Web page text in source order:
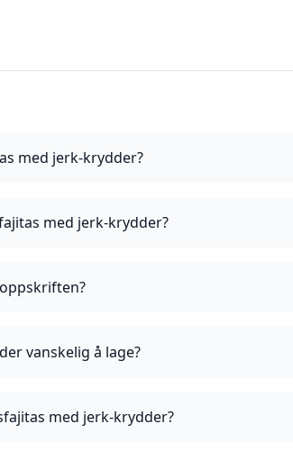
med jerk-krydder?
med jerk-krydder?
vanskelig å lage?
med jerk-krydder?